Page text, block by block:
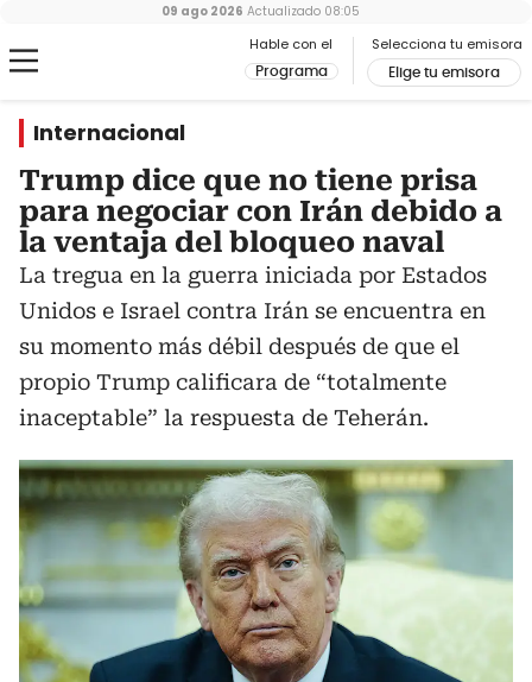
Hable con el
Programa
Selecciona tu emisora
Elige tu emisora
09 ago 2026 Actualizado 08:05
Internacional
Trump dice que no tiene prisa
para negociar con Irán debido a
la ventaja del bloqueo naval
La tregua en la guerra iniciada por Estados
Unidos e Israel contra Irán se encuentra en
su momento más débil después de que el
propio Trump calificara de “totalmente
inaceptable” la respuesta de Teherán.